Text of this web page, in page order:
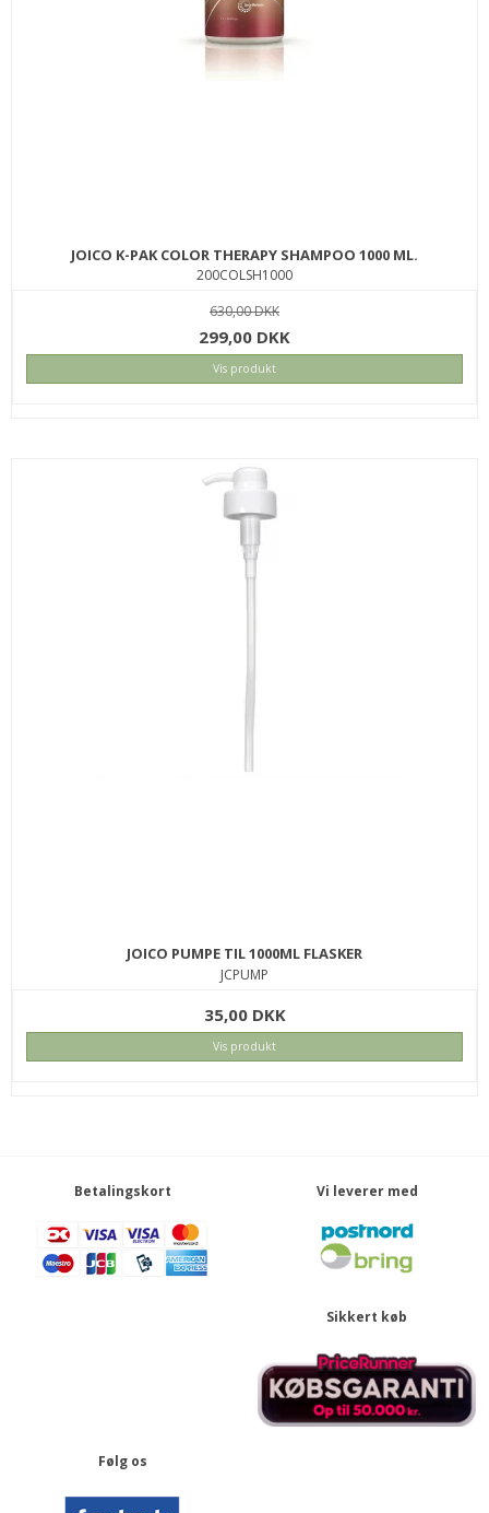
JOICO K-PAK COLOR THERAPY SHAMPOO 1000 ML.
200COLSH1000
630,00 DKK
299,00 DKK
Vis produkt
JOICO PUMPE TIL 1000ML FLASKER
JCPUMP
35,00 DKK
Vis produkt
Betalingskort Vi leverer med
Sikkert køb
Følg os